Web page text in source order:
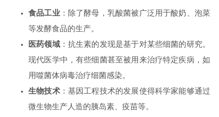
食品工业：除了酵母，乳酸菌被广泛用于酸奶、泡菜
等发酵食品的生产。
医药领域：抗生素的发现是基于对某些细菌的研究。
现代医学中，有些细菌甚至被用来治疗特定疾病，如
用噬菌体病毒治疗细菌感染。
生物技术：基因工程技术的发展使得科学家能够通过
微生物生产人造的胰岛素、疫苗等。